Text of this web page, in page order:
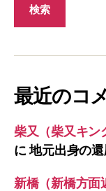
最近のコ
柴又（柴又キン
に地元出身の
新橋（新橋方面